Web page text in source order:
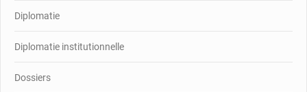
Diplomatie
Diplomatie institutionnelle
Dossiers